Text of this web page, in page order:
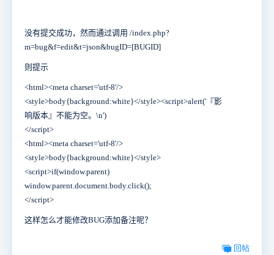
没有提交成功，然而通过调用 /index.php?
m=bug&f=edit&t=json&bugID=[BUGID]
则提示
<html><meta charset='utf-8'/>
<style>body{background:white}</style><script>alert('『影
响版本』不能为空。\n')
</script>
<html><meta charset='utf-8'/>
<style>body{background:white}</style>
<script>if(window.parent)
window.parent.document.body.click();
</script>
这样怎么才能修改BUG添加备注呢？
回帖